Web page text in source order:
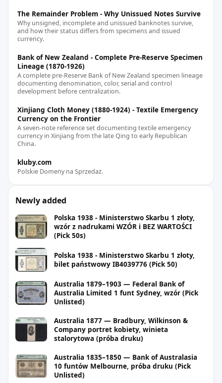
The Remainder Problem - Why Unissued Notes Survive
Why unsigned, incomplete and unissued banknotes survive,
and how their status differs from specimens and issued
currency.
Bank of New Zealand - Complete Pre-Reserve Specimen
Lineage (1870-1926)
A complete pre-Reserve Bank of New Zealand specimen lineage
documenting denomination, color, serial and control
development before centralization.
Xinjiang Cloth Money (1880-1924) - Textile Emergency
Currency on the Frontier
A seven-note reference set documenting textile emergency
currency in Xinjiang from the late Qing to early Republican
China.
kluby.com
Polskie Domeny na Sprzedaż.
Newly added
Polska 1938 - Ministerstwo Skarbu 1 złoty,
wzór z nadrukami WZÓR i BEZ WARTOŚCI
(Pick 50s)
Polska 1938 - Ministerstwo Skarbu 1 złoty,
bilet państwowy IB4039776 (Pick 50)
Australia 1879–1903 — Federal Bank of
Australia Limited 1 funt Sydney, wzór (Pick
Unlisted)
Australia 1877 — Bradbury, Wilkinson &
Company portret kobiety, winieta
stalorytowa (próba druku)
Australia 1835–1850 — Bank of Australasia
10 funtów Melbourne, próba druku (Pick
Unlisted)